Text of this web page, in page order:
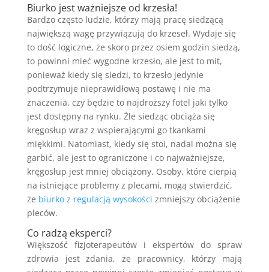
Biurko jest ważniejsze od krzesła!
Bardzo często ludzie, którzy mają pracę siedzącą
największą wagę przywiązują do krzeseł. Wydaje się
to dość logiczne, że skoro przez osiem godzin siedzą,
to powinni mieć wygodne krzesło, ale jest to mit,
ponieważ kiedy się siedzi, to krzesło jedynie
podtrzymuje nieprawidłową postawę i nie ma
znaczenia, czy będzie to najdroższy fotel jaki tylko
jest dostępny na rynku. Źle siedząc obciąża się
kręgosłup wraz z wspierającymi go tkankami
miękkimi. Natomiast, kiedy się stoi, nadal można się
garbić, ale jest to ograniczone i co najważniejsze,
kręgosłup jest mniej obciążony. Osoby, które cierpią
na istniejące problemy z plecami, mogą stwierdzić,
że biurko z regulacją wysokości zmniejszy obciążenie
pleców.
Co radzą eksperci?
Większość fizjoterapeutów i ekspertów do spraw
zdrowia jest zdania, że pracownicy, którzy mają